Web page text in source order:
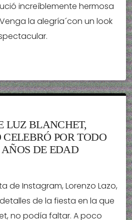
increíblemente hermosa
la alegría´con un look
LUZ BLANCHET,
POR TODO
DE EDAD
de Instagram, Lorenzo Lazo,
de la fiesta en la que
no podía faltar. A poco